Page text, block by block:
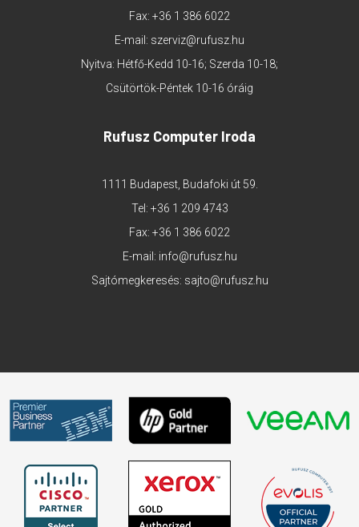
Fax: +36 1 386 6022
E-mail: szerviz@rufusz.hu
Nyitva: Hétfő-Kedd 10-16; Szerda 10-18;
Csütörtök-Péntek 10-16 óráig
Rufusz Computer Iroda
1111 Budapest, Budafoki út 59.
Tel: +36 1 209 4743
Fax: +36 1 386 6022
E-mail: info@rufusz.hu
Sajtómegkeresés: sajto@rufusz.hu